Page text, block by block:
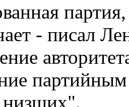
- писал